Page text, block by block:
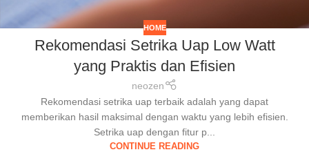
HOME
Rekomendasi Setrika Uap Low Watt
yang Praktis dan Efisien
neozen
Rekomendasi setrika uap terbaik adalah yang dapat
memberikan hasil maksimal dengan waktu yang lebih efisien.
Setrika uap dengan fitur p...
CONTINUE READING